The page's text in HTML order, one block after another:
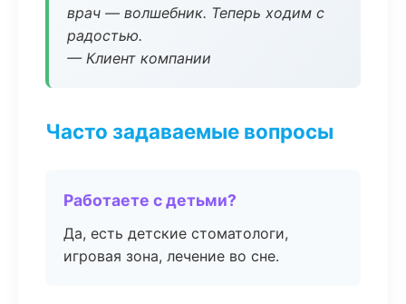
врач — волшебник. Теперь ходим с
радостью.
— Клиент компании
Часто задаваемые вопросы
Работаете с детьми?
Да, есть детские стоматологи,
игровая зона, лечение во сне.